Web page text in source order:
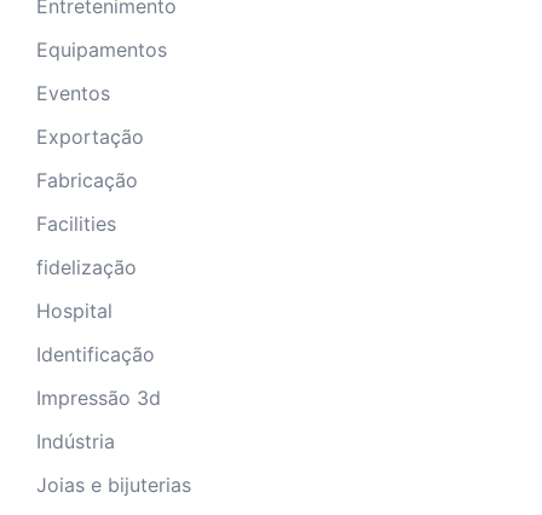
Entretenimento
Equipamentos
Eventos
Exportação
Fabricação
Facilities
fidelização
Hospital
Identificação
Impressão 3d
Indústria
Joias e bijuterias